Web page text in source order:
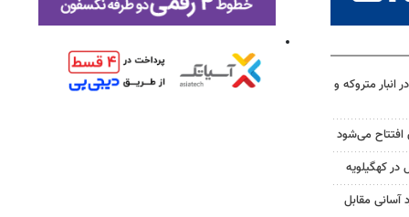
در انبار متروکه و
افتتاح می‌شود
کهگیلویه
آسانی مقابل